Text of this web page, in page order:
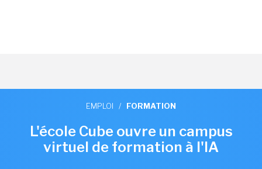
EMPLOI / FORMATION
L'école Cube ouvre un campus
virtuel de formation à l'IA